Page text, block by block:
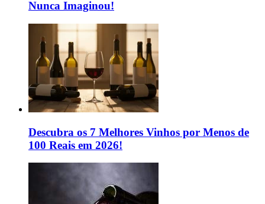
Nunca Imaginou!
Descubra os 7 Melhores Vinhos por Menos de
100 Reais em 2026!